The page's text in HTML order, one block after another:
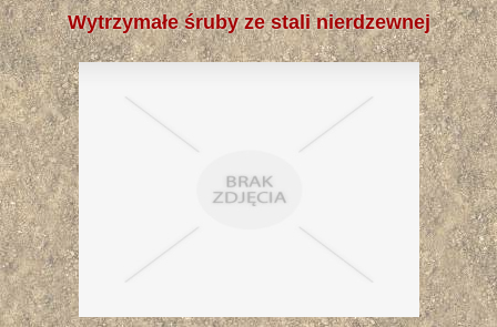
Wytrzymałe śruby ze stali nierdzewnej